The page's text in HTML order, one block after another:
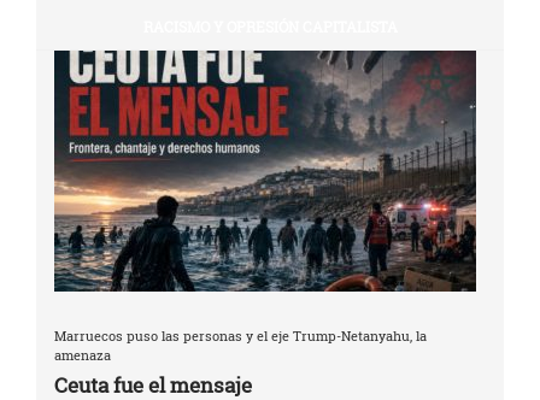
Marruecos puso las personas y el eje Trump-Netanyahu, la
amenaza
Ceuta fue el mensaje